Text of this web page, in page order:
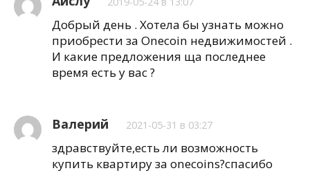
Добрый день . Хотела бы узнать можно
приобрести за Onecoin недвижимостей .
И какие предложения ща последнее
время есть у вас ?
Валерий 2021-05-31 в 03:27
здравствуйте,есть ли возможность
купить квартиру за onecoins?спасибо